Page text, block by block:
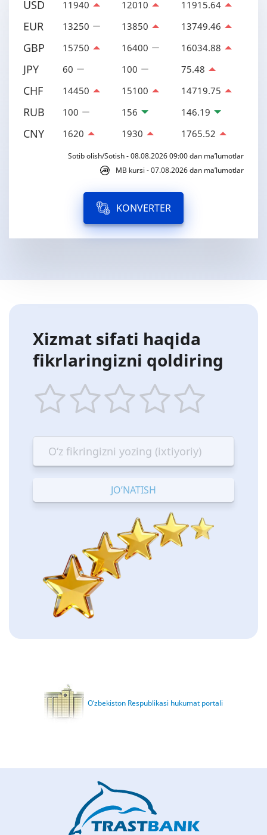
USD 11940 12010 11915.64
EUR 13250 13850 13749.46
GBP 15750 16400 16034.88
JPY 60 100 75.48
CHF 14450 15100 14719.75
RUB 100 156 146.19
CNY 1620 1930 1765.52
Sotib olish/Sotish - 08.08.2026 09:00 dan ma’lumotlar
MB kursi - 07.08.2026 dan ma’lumotlar
KONVERTER
Xizmat sifati haqida
fikrlaringizni qoldiring
star
Terrible
stars
—
Bad
stars
—
OK
stars
—
Good
stars
—
Excellent
O‘zbekiston Respublikasi hukumat portali